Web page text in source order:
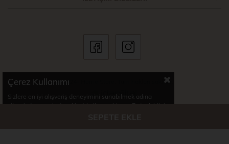
© 2024- Home Store. Tüm hakları saklıdır.
Çerez Kullanımı
Sizlere en iyi alışveriş deneyimini sunabilmek adına
sitemizde çerezler(cookies) kullanmaktayız. Detaylı bilgi